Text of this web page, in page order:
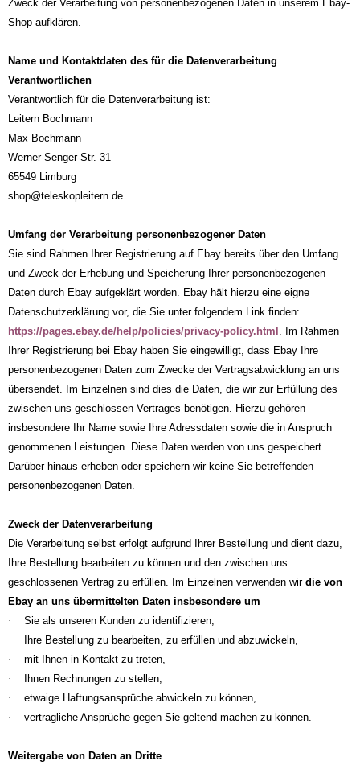
Zweck der Verarbeitung von personenbezogenen Daten in unserem Ebay-
Shop aufklären.
Name und Kontaktdaten des für die Datenverarbeitung
Verantwortlichen
Verantwortlich für die Datenverarbeitung ist:
Leitern Bochmann
Max Bochmann
Werner-Senger-Str. 31
65549 Limburg
shop@teleskopleitern.de
Umfang der Verarbeitung personenbezogener Daten
Sie sind Rahmen Ihrer Registrierung auf Ebay bereits über den Umfang
und Zweck der Erhebung und Speicherung Ihrer personenbezogenen
Daten durch Ebay aufgeklärt worden. Ebay hält hierzu eine eigne
Datenschutzerklärung vor, die Sie unter folgendem Link finden:
https://pages.ebay.de/help/policies/privacy-policy.html . Im Rahmen
Ihrer Registrierung bei Ebay haben Sie eingewilligt, dass Ebay Ihre
personenbezogenen Daten zum Zwecke der Vertragsabwicklung an uns
übersendet. Im Einzelnen sind dies die Daten, die wir zur Erfüllung des
zwischen uns geschlossen Vertrages benötigen. Hierzu gehören
insbesondere Ihr Name sowie Ihre Adressdaten sowie die in Anspruch
genommenen Leistungen. Diese Daten werden von uns gespeichert.
Darüber hinaus erheben oder speichern wir keine Sie betreffenden
personenbezogenen Daten.
Zweck der Datenverarbeitung
Die Verarbeitung selbst erfolgt aufgrund Ihrer Bestellung und dient dazu,
Ihre Bestellung bearbeiten zu können und den zwischen uns
geschlossenen Vertrag zu erfüllen. Im Einzelnen verwenden wir die von
Ebay an uns übermittelten Daten insbesondere um
·
Sie als unseren Kunden zu identifizieren,
·
Ihre Bestellung zu bearbeiten, zu erfüllen und abzuwickeln,
·
mit Ihnen in Kontakt zu treten,
·
Ihnen Rechnungen zu stellen,
·
etwaige Haftungsansprüche abwickeln zu können,
·
vertragliche Ansprüche gegen Sie geltend machen zu können.
Weitergabe von Daten an Dritte